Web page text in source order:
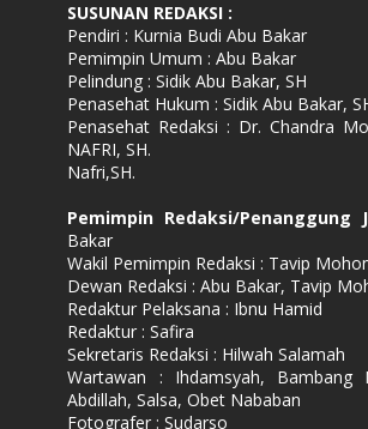
SUSUNAN REDAKSI :
Pendiri : Kurnia Budi Abu Bakar
Pemimpin Umum : Abu Bakar
Pelindung : Sidik Abu Bakar, SH
Penasehat Hukum : Sidik Abu Bakar,
Penasehat Redaksi : Dr. Chandra
NAFRI, SH.
Nafri,SH.
Pemimpin Redaksi/Penanggung
Bakar
Wakil Pemimpin Redaksi : Tavip
Dewan Redaksi : Abu Bakar, Tavip
Redaktur Pelaksana : Ibnu Hamid
Redaktur : Safira
Sekretaris Redaksi : Hilwah Salamah
Wartawan : Ihdamsyah, Bambang
Abdillah, Salsa, Obet Nababan
Fotografer : Sudarso